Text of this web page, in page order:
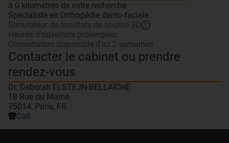
à 0 kilomètres de votre recherche
Spécialiste en Orthopédie dento-faciale
Simulateur de résultats de sourire 3D
?
Heures d'ouverture prolongées
Consultation disponible d'ici 2 semaines
Contacter le cabinet ou prendre
rendez-vous
Dr. Deborah ELSTEJN-BELLAICHE
18 Rue du Maine
75014, Paris, FR
Call